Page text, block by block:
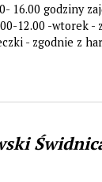
16.00 godziny
12.00 -wtorek -
- zgodnie z